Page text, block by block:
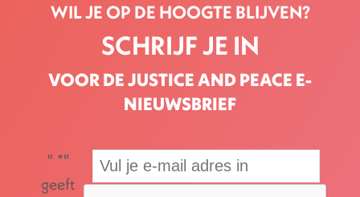
WIL JE OP DE HOOGTE BLIJVEN?
SCHRIJF JE IN
VOOR DE JUSTICE AND PEACE E-
NIEUWSBRIEF
" *"
geeft